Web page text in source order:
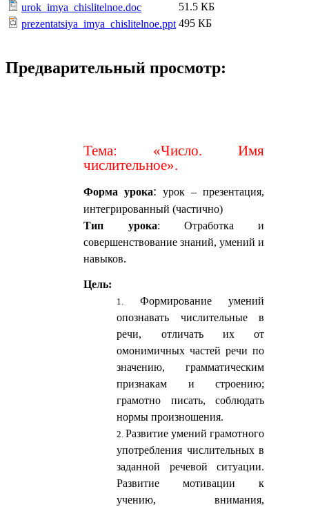
urok_imya_chislitelnoe.doc
51.5 КБ
prezentatsiya_imya_chislitelnoe.ppt 495 КБ
Предварительный просмотр:
Тема: «Число. Имя
числительное».
Форма урока: урок – презентация,
интегрированный (частично)
Тип урока: Отработка и
совершенствование знаний, умений и
навыков.
Цель:
Формирование умений
опознавать числительные в
речи, отличать их от
омонимичных частей речи по
значению, грамматическим
признакам и строению;
грамотно писать, соблюдать
нормы произношения.
Развитие умений грамотного
употребления числительных в
заданной речевой ситуации.
Развитие мотивации к
учению, внимания,